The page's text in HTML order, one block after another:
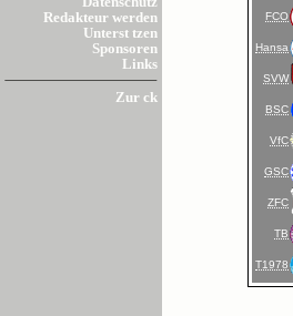
Redakteur werden
Unterst tzen
Sponsoren
Links
Zur ck
FCO
Hansa
SVW
BSC
VfC
GSC
ZFC
TB
T1978